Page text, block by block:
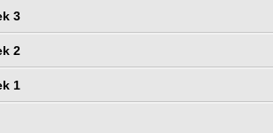
3
2
1